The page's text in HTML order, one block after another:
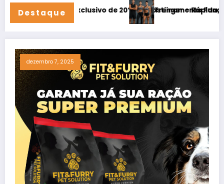
Destaque
2026)
Desconto Exclusivo de 20% na Hostinger – Rápida,
Treinamento
dezembro 7, 2025